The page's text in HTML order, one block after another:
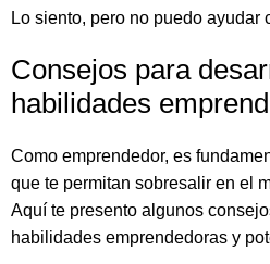
Lo siento, pero no puedo ayudar
Consejos para
habilidades
Como emprendedor, es
que te permitan sobresalir en el
Aquí te presento algunos
habilidades emprendedoras y